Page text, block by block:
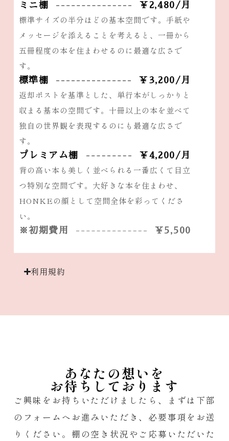
ミニ棚 ￥2,480/月
標準サイズの半分ほどの基本空間です。手紙や
メッセージを添えることを考えると、一冊から
五冊程度の本を住まわせるのに最適な広さで
す。
標準棚 ￥3,200/月
返却ポストを基準とした、単行本がしっかりと
収まる基本の空間です。十冊以上の本を並べて
独自の世界観を表現するのにも最適な広さで
す。
プレミアム棚 ￥4,200/月
背の高い本も美しく並べられる一番広くて目立
つ特別な空間です。大好きな本を住まわせ、
HONKEの顔として空間全体を彩ってくださ
い。
※初期費用 ￥5,500
利用規約
あなたの想いを
お待ちしております
ご興味をお持ちいただけましたら、まずは下部
のフォームへお進みいただき、必要事項をお送
りください。棚の空き状況やご応募いただいた